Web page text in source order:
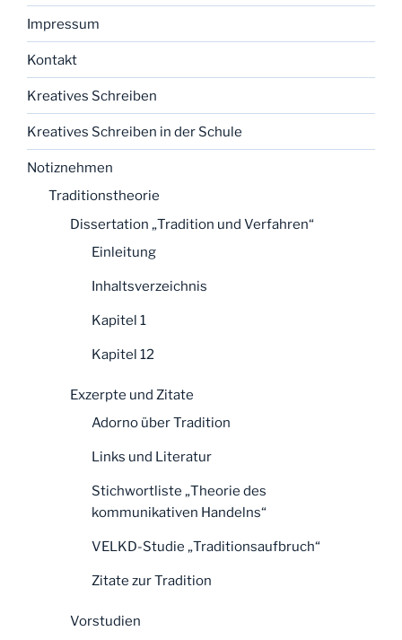
Impressum
Kontakt
Kreatives Schreiben
Kreatives Schreiben in der Schule
Notiznehmen
Traditionstheorie
Dissertation „Tradition und Verfahren“
Einleitung
Inhaltsverzeichnis
Kapitel 1
Kapitel 12
Exzerpte und Zitate
Adorno über Tradition
Links und Literatur
Stichwortliste „Theorie des
kommunikativen Handelns“
VELKD-Studie „Traditionsaufbruch“
Zitate zur Tradition
Vorstudien